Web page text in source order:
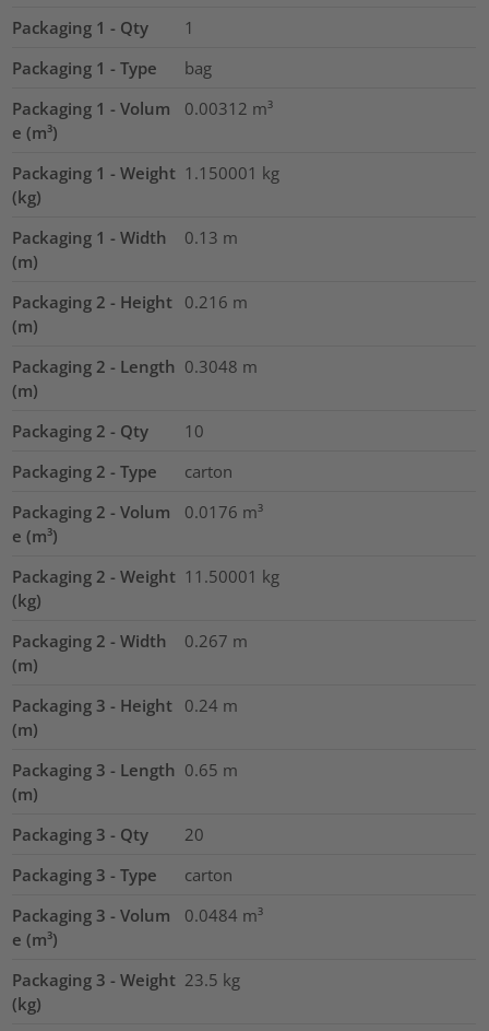
Packaging 1 - Qty
1
Packaging 1 - Type
bag
Packaging 1 - Volum
e (m³)
0.00312 m³
Packaging 1 - Weight
(kg)
1.150001 kg
Packaging 1 - Width
(m)
0.13 m
Packaging 2 - Height
(m)
0.216 m
Packaging 2 - Length
(m)
0.3048 m
Packaging 2 - Qty
10
Packaging 2 - Type
carton
Packaging 2 - Volum
e (m³)
0.0176 m³
Packaging 2 - Weight
(kg)
11.50001 kg
Packaging 2 - Width
(m)
0.267 m
Packaging 3 - Height
(m)
0.24 m
Packaging 3 - Length
(m)
0.65 m
Packaging 3 - Qty
20
Packaging 3 - Type
carton
Packaging 3 - Volum
e (m³)
0.0484 m³
Packaging 3 - Weight
(kg)
23.5 kg